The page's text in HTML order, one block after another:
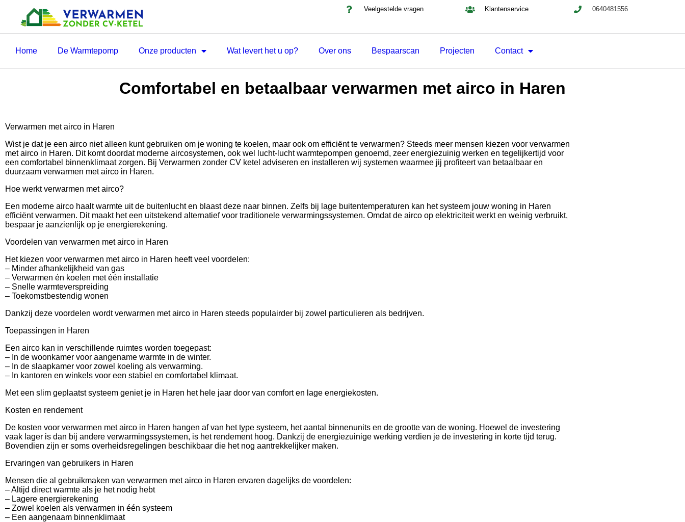
Veelgestelde vragen Klantenservice 0640481556
Home De Warmtepomp Onze producten Wat levert het u op? Over ons Bespaarscan Projecten Contact
Comfortabel en betaalbaar verwarmen met airco in Haren
Verwarmen met airco in Haren
Wist je dat je een airco niet alleen kunt gebruiken om je woning te koelen, maar ook om efficiënt te verwarmen? Steeds meer mensen kiezen voor verwarmen
met airco in Haren. Dit komt doordat moderne aircosystemen, ook wel lucht-lucht warmtepompen genoemd, zeer energiezuinig werken en tegelijkertijd voor
een comfortabel binnenklimaat zorgen. Bij Verwarmen zonder CV ketel adviseren en installeren wij systemen waarmee jij profiteert van betaalbaar en
duurzaam verwarmen met airco in Haren.
Hoe werkt verwarmen met airco?
Een moderne airco haalt warmte uit de buitenlucht en blaast deze naar binnen. Zelfs bij lage buitentemperaturen kan het systeem jouw woning in Haren
efficiënt verwarmen. Dit maakt het een uitstekend alternatief voor traditionele verwarmingssystemen. Omdat de airco op elektriciteit werkt en weinig verbruikt,
bespaar je aanzienlijk op je energierekening.
Voordelen van verwarmen met airco in Haren
Het kiezen voor verwarmen met airco in Haren heeft veel voordelen:
– Minder afhankelijkheid van gas
– Verwarmen én koelen met één installatie
– Snelle warmteverspreiding
– Toekomstbestendig wonen
Dankzij deze voordelen wordt verwarmen met airco in Haren steeds populairder bij zowel particulieren als bedrijven.
Toepassingen in Haren
Een airco kan in verschillende ruimtes worden toegepast:
– In de woonkamer voor aangename warmte in de winter.
– In de slaapkamer voor zowel koeling als verwarming.
– In kantoren en winkels voor een stabiel en comfortabel klimaat.
Met een slim geplaatst systeem geniet je in Haren het hele jaar door van comfort en lage energiekosten.
Kosten en rendement
De kosten voor verwarmen met airco in Haren hangen af van het type systeem, het aantal binnenunits en de grootte van de woning. Hoewel de investering
vaak lager is dan bij andere verwarmingssystemen, is het rendement hoog. Dankzij de energiezuinige werking verdien je de investering in korte tijd terug.
Bovendien zijn er soms overheidsregelingen beschikbaar die het nog aantrekkelijker maken.
Ervaringen van gebruikers in Haren
Mensen die al gebruikmaken van verwarmen met airco in Haren ervaren dagelijks de voordelen:
– Altijd direct warmte als je het nodig hebt
– Lagere energierekening
– Zowel koelen als verwarmen in één systeem
– Een aangenaam binnenklimaat